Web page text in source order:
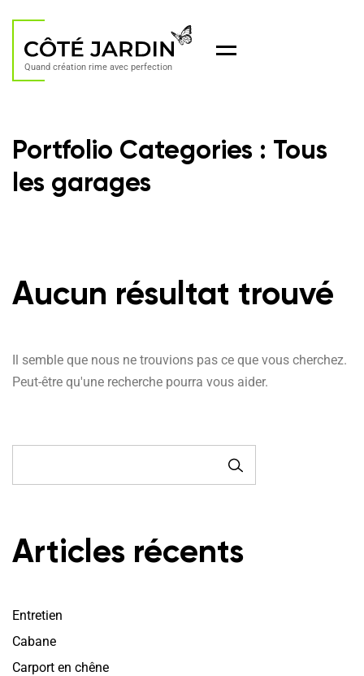
Quand création rime avec perfection
Menu
Portfolio Categories : Tous
les garages
Aucun résultat trouvé
Il semble que nous ne trouvions pas ce que vous cherchez.
Peut-être qu'une recherche pourra vous aider.
Articles récents
Entretien
Cabane
Carport en chêne